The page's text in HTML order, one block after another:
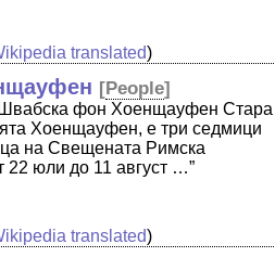
translated)
[People]
Швабска фон Хоенщауфен Стара
Хоенщауфен, е три седмици
на Свещената Римска
22 юли до 11 август …”
translated)